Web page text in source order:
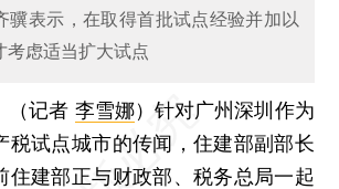
骥表示，在取得首批试点经验并加以
考虑适当扩大试点
（记者 李雪娜） 针对广州深圳作为
税试点城市的传闻，住建部副部长
住建部正与财政部、税务总局一起